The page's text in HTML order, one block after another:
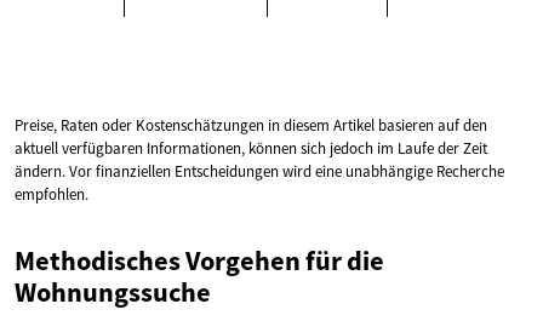
Preise, Raten oder Kostenschätzungen in diesem Artikel basieren auf den
aktuell verfügbaren Informationen, können sich jedoch im Laufe der Zeit
ändern. Vor finanziellen Entscheidungen wird eine unabhängige Recherche
empfohlen.
Methodisches Vorgehen für die
Wohnungssuche